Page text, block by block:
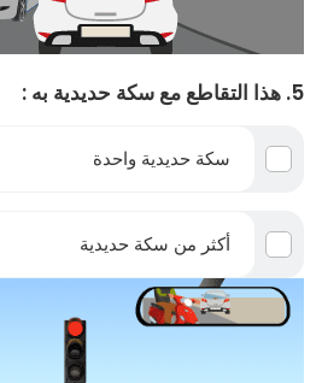
5. هذا التقاطع مع سكة حديدية به :
سكة حديدية واحدة
أكثر من سكة حديدية